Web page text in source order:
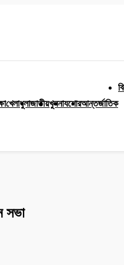
খেলাধুলাজাতীয়খুলনাযশোরআন্তর্জাতিক
সভা